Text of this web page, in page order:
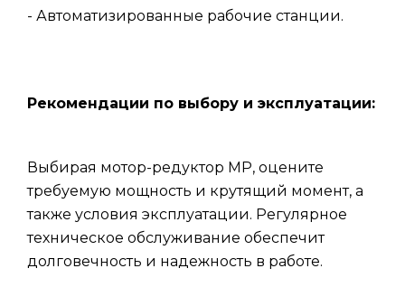
- Автоматизированные рабочие станции.
Рекомендации по выбору и эксплуатации:
Выбирая мотор-редуктор МР, оцените
требуемую мощность и крутящий момент, а
также условия эксплуатации. Регулярное
техническое обслуживание обеспечит
долговечность и надежность в работе.